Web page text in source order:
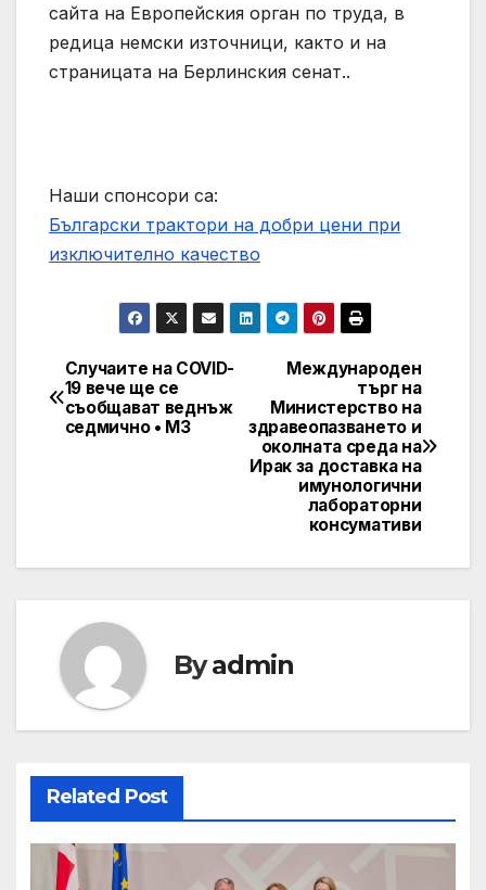
сайта на Европейския орган по труда, в
редица немски източници, както и на
страницата на Берлинския сенат..
Наши спонсори са:
Български трактори на добри цени при
изключително качество
Post
navigation
Международен
търг на
Министерство на
здравеопазването и
околната среда на
Ирак за доставка на
имунологични
лабораторни
консумативи
Случаите на COVID-
19 вече ще се
съобщават веднъж
седмично • МЗ
Byadmin
Related Post